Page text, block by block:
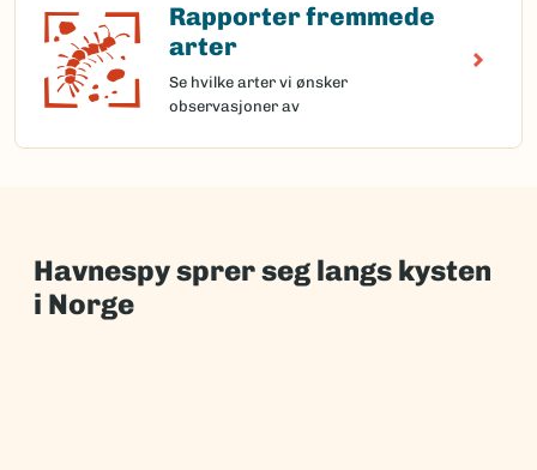
Rapporter fremmede
arter
Se hvilke arter vi ønsker
observasjoner av
Rapporter fremmede arter
Havnespy sprer seg langs kysten
i Norge